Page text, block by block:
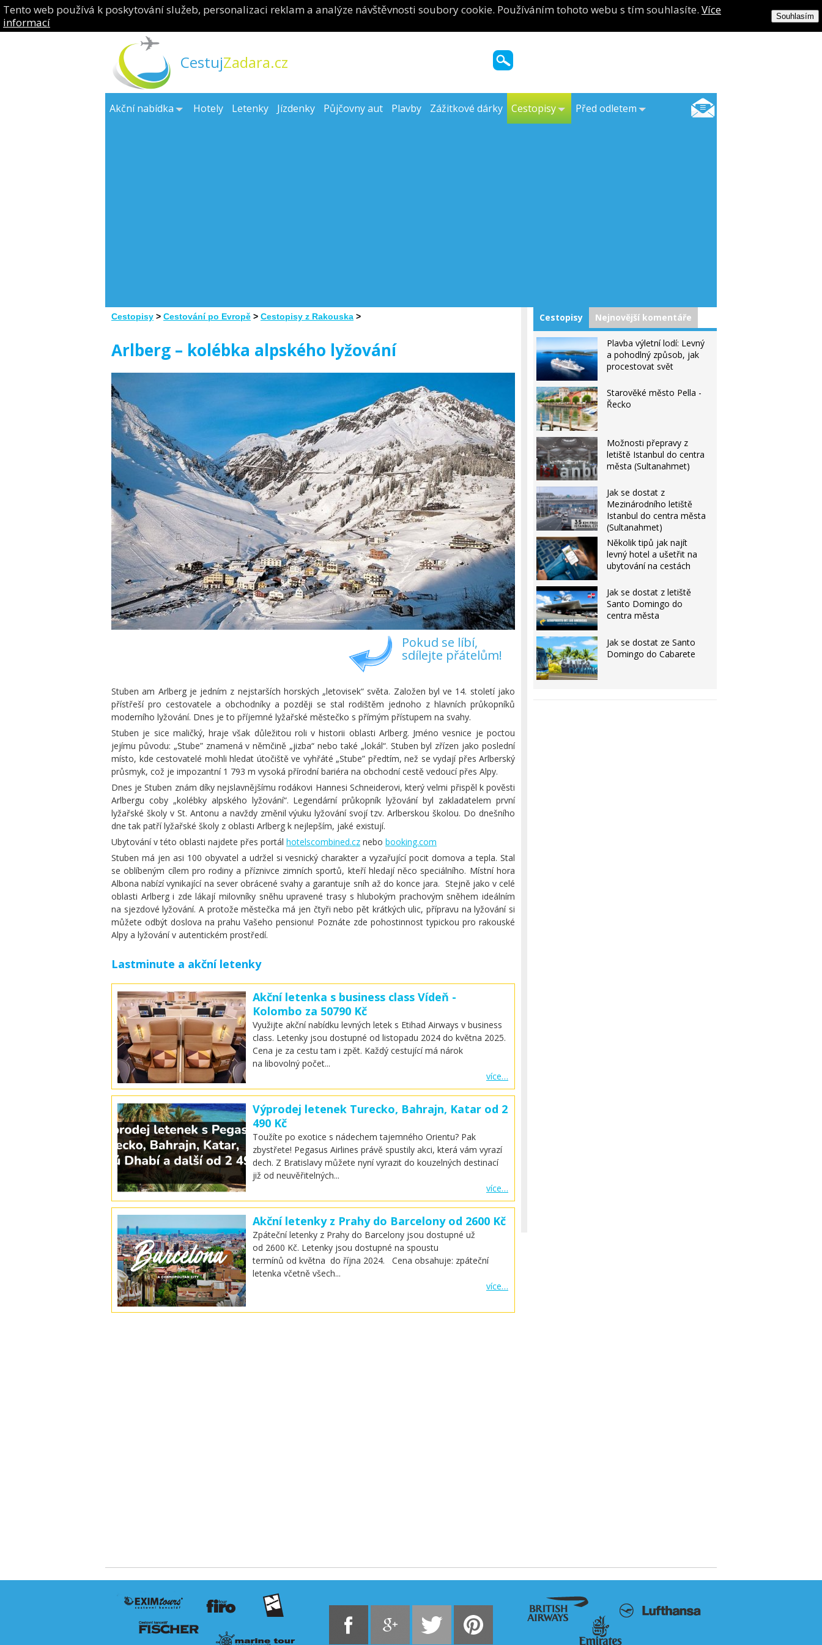
Tento web používá k poskytování služeb, personalizaci reklam a analýze návštěvnosti soubory cookie. Používáním tohoto webu s tím souhlasíte. Více
informací
Souhlasím
CestujZadara.cz
Akční nabídka Hotely Letenky Jízdenky Půjčovny aut Plavby Zážitkové dárky Cestopisy Před odletem
Cestopisy > Cestování po Evropě > Cestopisy z Rakouska >
Arlberg – kolébka alpského lyžování
Pokud se líbí,
sdílejte přátelům!
Stuben am Arlberg je jedním z nejstarších horských „letovisek“ světa. Založen byl ve 14. století jako
přístřeší pro cestovatele a obchodníky a později se stal rodištěm jednoho z hlavních průkopníků
moderního lyžování. Dnes je to příjemné lyžařské městečko s přímým přístupem na svahy.
Stuben je sice maličký, hraje však důležitou roli v historii oblasti Arlberg. Jméno vesnice je poctou
jejímu původu: „Stube” znamená v němčině „jizba“ nebo také „lokál“. Stuben byl zřízen jako poslední
místo, kde cestovatelé mohli hledat útočiště ve vyhřáté „Stube” předtím, než se vydají přes Arlberský
průsmyk, což je impozantní 1 793 m vysoká přírodní bariéra na obchodní cestě vedoucí přes Alpy.
Dnes je Stuben znám díky nejslavnějšímu rodákovi Hannesi Schneiderovi, který velmi přispěl k pověsti
Arlbergu coby „kolébky alpského lyžování“. Legendární průkopník lyžování byl zakladatelem první
lyžařské školy v St. Antonu a navždy změnil výuku lyžování svojí tzv. Arlberskou školou. Do dnešního
dne tak patří lyžařské školy z oblasti Arlberg k nejlepším, jaké existují.
Ubytování v této oblasti najdete přes portál hotelscombined.cz nebo booking.com
Stuben má jen asi 100 obyvatel a udržel si vesnický charakter a vyzařující pocit domova a tepla. Stal
se oblíbeným cílem pro rodiny a příznivce zimních sportů, kteří hledají něco speciálního. Místní hora
Albona nabízí vynikající na sever obrácené svahy a garantuje sníh až do konce jara. Stejně jako v celé
oblasti Arlberg i zde lákají milovníky sněhu upravené trasy s hlubokým prachovým sněhem ideálním
na sjezdové lyžování. A protože městečka má jen čtyři nebo pět krátkých ulic, přípravu na lyžování si
můžete odbýt doslova na prahu Vašeho pensionu! Poznáte zde pohostinnost typickou pro rakouské
Alpy a lyžování v autentickém prostředí.
Lastminute a akční letenky
Akční letenka s business class Vídeň -
Kolombo za 50790 Kč
Využijte akční nabídku levných letek s Etihad Airways v business
class. Letenky jsou dostupné od listopadu 2024 do května 2025.
Cena je za cestu tam i zpět. Každý cestující má nárok
na libovolný počet...
více…
Výprodej letenek Turecko, Bahrajn, Katar od 2
490 Kč
Toužíte po exotice s nádechem tajemného Orientu? Pak
zbystřete! Pegasus Airlines právě spustily akci, která vám vyrazí
dech. Z Bratislavy můžete nyní vyrazit do kouzelných destinací
již od neuvěřitelných...
více…
Akční letenky z Prahy do Barcelony od 2600 Kč
Zpáteční letenky z Prahy do Barcelony jsou dostupné už
od 2600 Kč. Letenky jsou dostupné na spoustu
termínů od května do října 2024. Cena obsahuje: zpáteční
letenka včetně všech...
více…
Cestopisy Nejnovější komentáře
Plavba výletní lodí: Levný
a pohodlný způsob, jak
procestovat svět
Starověké město Pella -
Řecko
Možnosti přepravy z
letiště Istanbul do centra
města (Sultanahmet)
Jak se dostat z
Mezinárodního letiště
Istanbul do centra města
(Sultanahmet)
Několik tipů jak najít
levný hotel a ušetřit na
ubytování na cestách
Jak se dostat z letiště
Santo Domingo do
centra města
Jak se dostat ze Santo
Domingo do Cabarete